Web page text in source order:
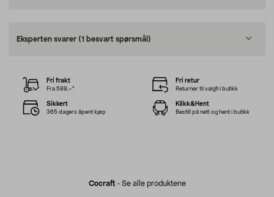
Eksperten svarer (1 besvart spørsmål)
Cocraft- Se alle produktene
Fri frakt
Fra 599,–*
Fri retur
Returner til valgfri butikk
Sikkert
365 dagers åpent kjøp
Klikk&Hent
Bestill på nett og hent i butikk